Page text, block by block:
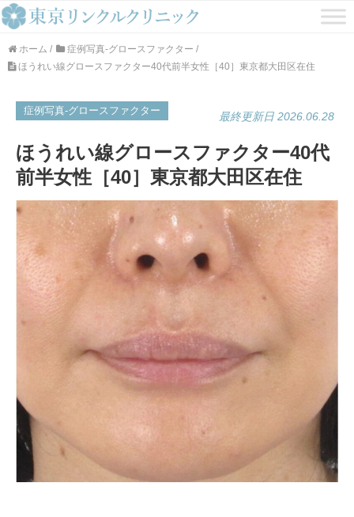
ホーム / 症例写真-グロースファクター /
ほうれい線グロースファクター40代前半女性［40］東京都大田区在住
症例写真-グロースファクター 最終更新日 2026.06.28
ほうれい線グロースファクター40代
前半女性［40］東京都大田区在住